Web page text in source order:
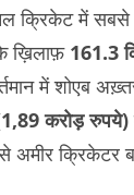
क्रिकेट में
ख़िलाफ़ 161.3
में शोएब
करोड़ रुपये)
अमीर क्रिकेटर